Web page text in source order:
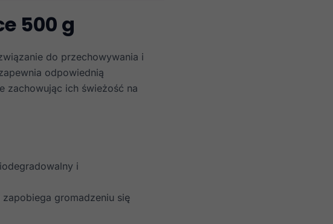
500 g
do przechowywania i
odpowiednią
zachowując ich świeżość na
i
zapobiega gromadzeniu się